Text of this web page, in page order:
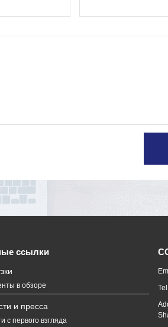
ссылки
в обзоре
и пресса
с первого взгляда